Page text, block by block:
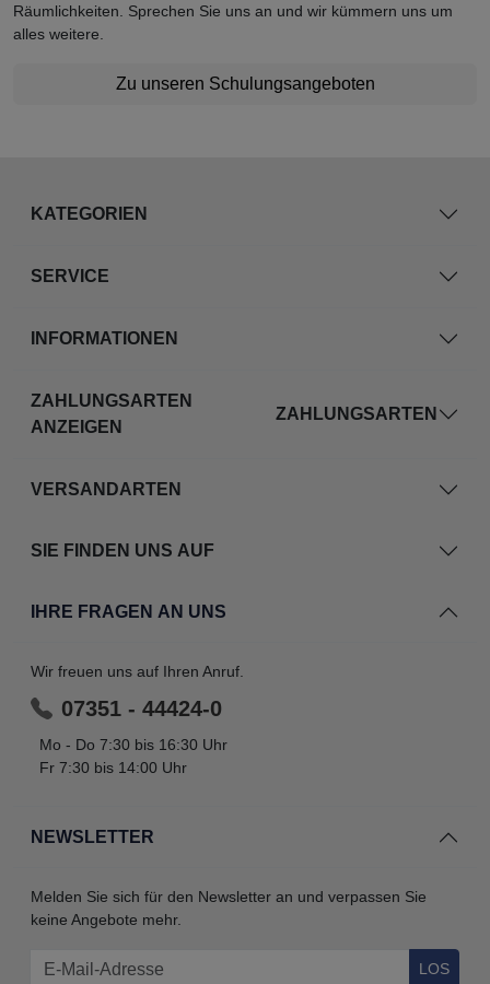
Räumlichkeiten. Sprechen Sie uns an und wir kümmern uns um
alles weitere.
Zu unseren Schulungsangeboten
KATEGORIEN
SERVICE
INFORMATIONEN
NEWSLETTER
Melden Sie sich für den Newsletter an und verpassen Sie
keine Angebote mehr.
LOS
ZAHLUNGSARTEN
ANZEIGEN
ZAHLUNGSARTEN
VERSANDARTEN
SIE FINDEN UNS AUF
IHRE FRAGEN AN UNS
Wir freuen uns auf Ihren Anruf.
07351 - 44424-0
Mo - Do 7:30 bis 16:30 Uhr
Fr 7:30 bis 14:00 Uhr